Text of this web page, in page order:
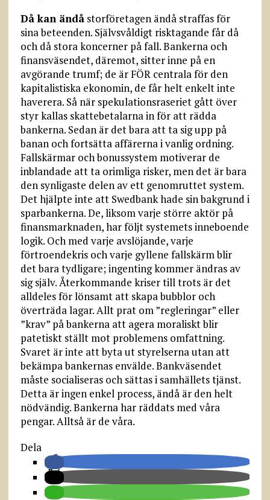
Då kan ändåstorföretagen ändå straffas för
sina beteenden. Självsvåldigt risktagande får då
och då stora koncerner på fall. Bankerna och
finansväsendet, däremot, sitter inne på en
avgörande trumf; de är FÖR centrala för den
kapitalistiska ekonomin, de får helt enkelt inte
haverera. Så när spekulationsraseriet gått över
styr kallas skattebetalarna in för att rädda
bankerna. Sedan är det bara att ta sig upp på
banan och fortsätta affärerna i vanlig ordning.
Fallskärmar och bonussystem motiverar de
inblandade att ta orimliga risker, men det är bara
den synligaste delen av ett genomruttet system.
Det hjälpte inte att Swedbank hade sin bakgrund i
sparbankerna. De, liksom varje större aktör på
finansmarknaden, har följt systemets inneboende
logik. Och med varje avslöjande, varje
förtroendekris och varje gyllene fallskärm blir
det bara tydligare; ingenting kommer ändras av
sig själv. Återkommande kriser till trots är det
alldeles för lönsamt att skapa bubblor och
överträda lagar. Allt prat om ”regleringar” eller
”krav” på bankerna att agera moraliskt blir
patetiskt ställt mot problemens omfattning.
Svaret är inte att byta ut styrelserna utan att
bekämpa bankernas envälde. Bankväsendet
måste socialiseras och sättas i samhällets tjänst.
Detta är ingen enkel process, ändå är den helt
nödvändig. Bankerna har räddats med våra
pengar. Alltså är de våra.
Dela